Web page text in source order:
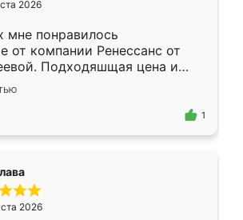
2026
мне понравилось
от компании Ренессанс от
Подходяшщая цена и
изготовления. Приехавший
Владислав
моему эскизу самый
1
2026